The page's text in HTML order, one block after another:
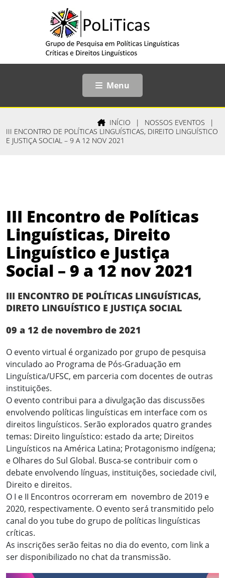
Menu
INÍCIO | NOSSOS EVENTOS
|
III ENCONTRO DE POLÍTICAS LINGUÍSTICAS, DIREITO LINGUÍSTICO
E JUSTIÇA SOCIAL – 9 A 12 NOV 2021
III Encontro de Políticas
Linguísticas, Direito
Linguístico e Justiça
Social – 9 a 12 nov 2021
III ENCONTRO DE POLÍTICAS LINGUÍSTICAS,
DIRETO LINGUÍSTICO E JUSTIÇA SOCIAL
09 a 12 de novembro de 2021
O evento virtual é organizado por grupo de pesquisa
vinculado ao Programa de Pós-Graduação em
Linguística/UFSC, em parceria com docentes de outras
instituições.
O evento contribui para a divulgação das discussões
envolvendo políticas linguísticas em interface com os
direitos linguísticos. Serão explorados quatro grandes
temas: Direito linguístico: estado da arte; Direitos
Linguísticos na América Latina; Protagonismo indígena;
e Olhares do Sul Global. Busca-se contribuir com o
debate envolvendo línguas, instituições, sociedade civil,
Direito e direitos.
O I e II Encontros ocorreram em novembro de 2019 e
2020, respectivamente. O evento será transmitido pelo
canal do you tube do grupo de políticas linguísticas
críticas.
As inscrições serão feitas no dia do evento, com link a
ser disponibilizado no chat da transmissão.